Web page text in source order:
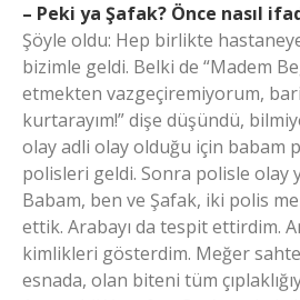
– Peki ya Şafak? Önce nasıl
Şöyle oldu: Hep birlikte
bizimle geldi. Belki de “Madem
etmekten vazgeçiremiyorum,
kurtarayım!” dişe düşündü,
olay adli olay olduğu için babam
polisleri geldi. Sonra polisle olay
Babam, ben ve Şafak, iki polis
ettik. Arabayı da tespit ettirdim.
kimlikleri gösterdim. Meğer
esnada, olan biteni tüm